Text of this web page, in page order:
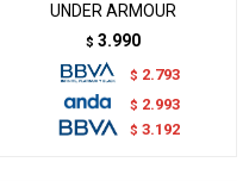
UNDER ARMOUR
$ 3.990
$ 2.793
$ 2.993
$ 3.192